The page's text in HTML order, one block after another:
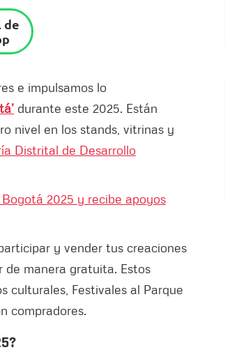
de
e impulsamos lo
durante este 2025. Están
nivel en los stands, vitrinas y
Distrital de Desarrollo
Bogotá 2025 y recibe apoyos
y vender tus creaciones
de manera gratuita. Estos
culturales, Festivales al Parque
compradores.
?